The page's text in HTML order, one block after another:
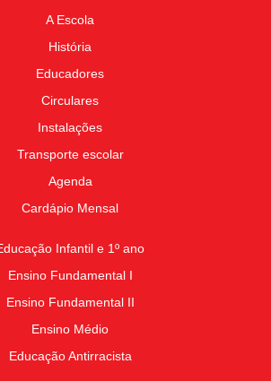
A Escola
História
Educadores
Circulares
Instalações
Transporte escolar
Agenda
Cardápio Mensal
Infantil e 1º ano
Ensino Fundamental I
Ensino Fundamental II
Ensino Médio
Educação Antirracista